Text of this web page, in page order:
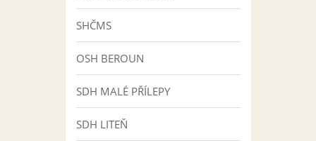
SHČMS
OSH BEROUN
SDH MALÉ PŘÍLEPY
SDH LITEŇ